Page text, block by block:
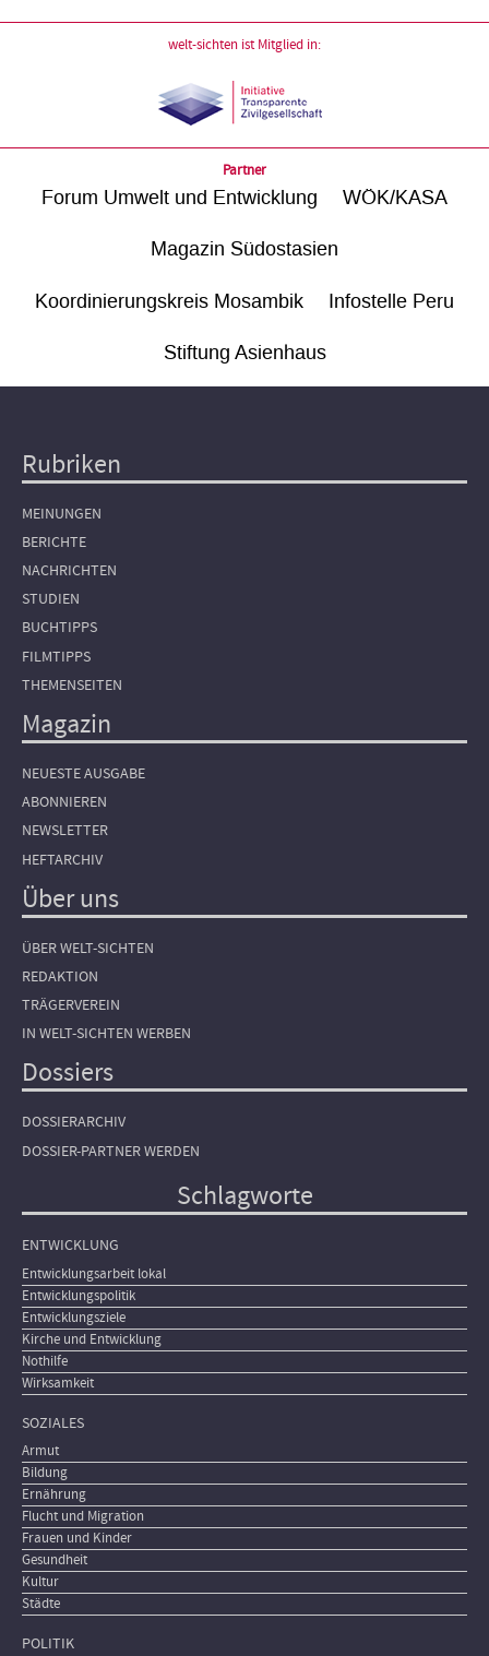
welt-sichten ist Mitglied in:
Partner
Forum Umwelt und Entwicklung WÖK/KASA
Magazin Südostasien
Koordinierungskreis Mosambik Infostelle Peru
Stiftung Asienhaus
Hauptnavigation
Rubriken
MEINUNGEN
BERICHTE
NACHRICHTEN
STUDIEN
BUCHTIPPS
FILMTIPPS
THEMENSEITEN
Magazin
NEUESTE AUSGABE
ABONNIEREN
NEWSLETTER
HEFTARCHIV
Über uns
ÜBER WELT-SICHTEN
REDAKTION
TRÄGERVEREIN
IN WELT-SICHTEN WERBEN
Dossiers
DOSSIERARCHIV
DOSSIER-PARTNER WERDEN
Schlagworte
ENTWICKLUNG
Entwicklungsarbeit lokal
Entwicklungspolitik
Entwicklungsziele
Kirche und Entwicklung
Nothilfe
Wirksamkeit
SOZIALES
Armut
Bildung
Ernährung
Flucht und Migration
Frauen und Kinder
Gesundheit
Kultur
Städte
POLITIK